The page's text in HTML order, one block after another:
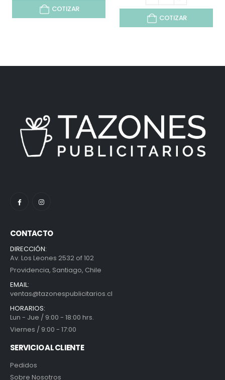
COTIZAR
COTIZAR
CONTACTO
DIRECCIÓN:
Av. Los Leones 2532 of 102
Providencia, Santiago, Chile
EMAIL:
ventas@tazonespublicitarios.cl
HORARIOS:
Lun - Jue / 9:00 - 18:00 hrs.
Viernes / 9:00 - 17:00
SERVICIO AL CLIENTE
Pedidos
Sobre Nosotros